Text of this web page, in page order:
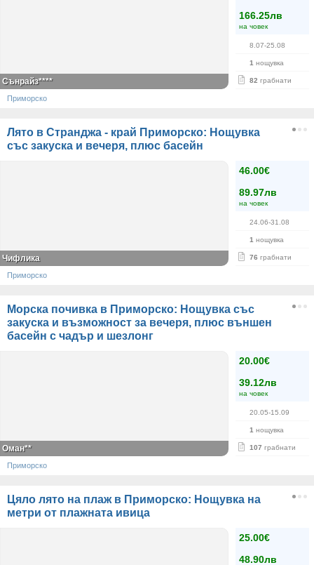
166.25лв
на човек
8.07-25.08
1 нощувка
82 грабнати
Сънрайз****
Приморско
Лято в Странджа - край Приморско: Нощувка
със закуска и вечеря, плюс басейн
46.00€
89.97лв
на човек
24.06-31.08
1 нощувка
76 грабнати
Чифлика
Приморско
Морска почивка в Приморско: Нощувка със
закуска и възможност за вечеря, плюс външен
басейн с чадър и шезлонг
20.00€
39.12лв
на човек
20.05-15.09
1 нощувка
107 грабнати
Оман**
Приморско
Цяло лято на плаж в Приморско: Нощувка на
метри от плажната ивица
25.00€
48.90лв